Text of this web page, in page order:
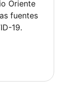
Oriente
fuentes
19.